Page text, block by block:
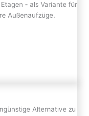
- als Variante für
Außenaufzüge.
Alternative zu